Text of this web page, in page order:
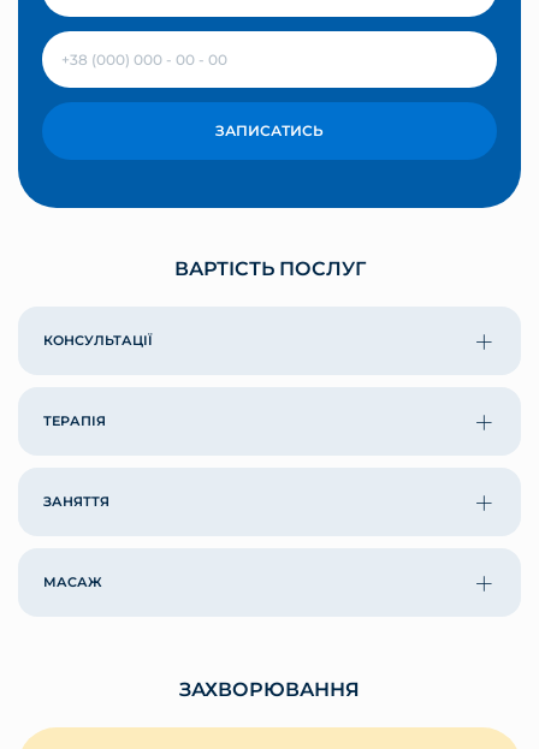
ЗАПИСАТИСЬ
ВАРТІСТЬ ПОСЛУГ
КОНСУЛЬТАЦІЇ
ТЕРАПІЯ
ЗАНЯТТЯ
МАСАЖ
ЗАХВОРЮВАННЯ